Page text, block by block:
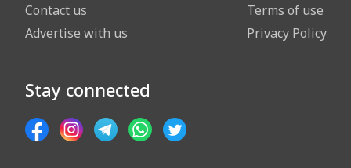
Contact us
Advertise with us
Terms of use
Privacy Policy
Stay connected